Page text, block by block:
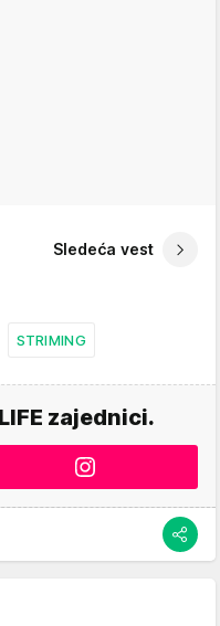
Sledeća vest
STRIMING
zajednici.